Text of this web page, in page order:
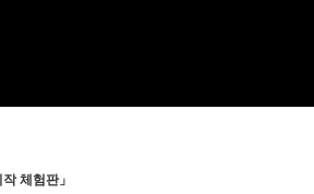
체험판」